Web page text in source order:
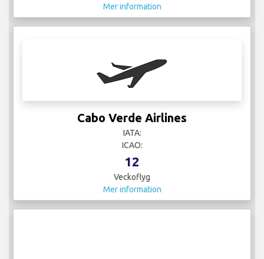
Mer information
Cabo Verde Airlines
IATA:
ICAO:
12
Veckoflyg
Mer information